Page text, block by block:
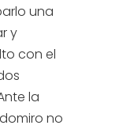
una
y
con el
la
no